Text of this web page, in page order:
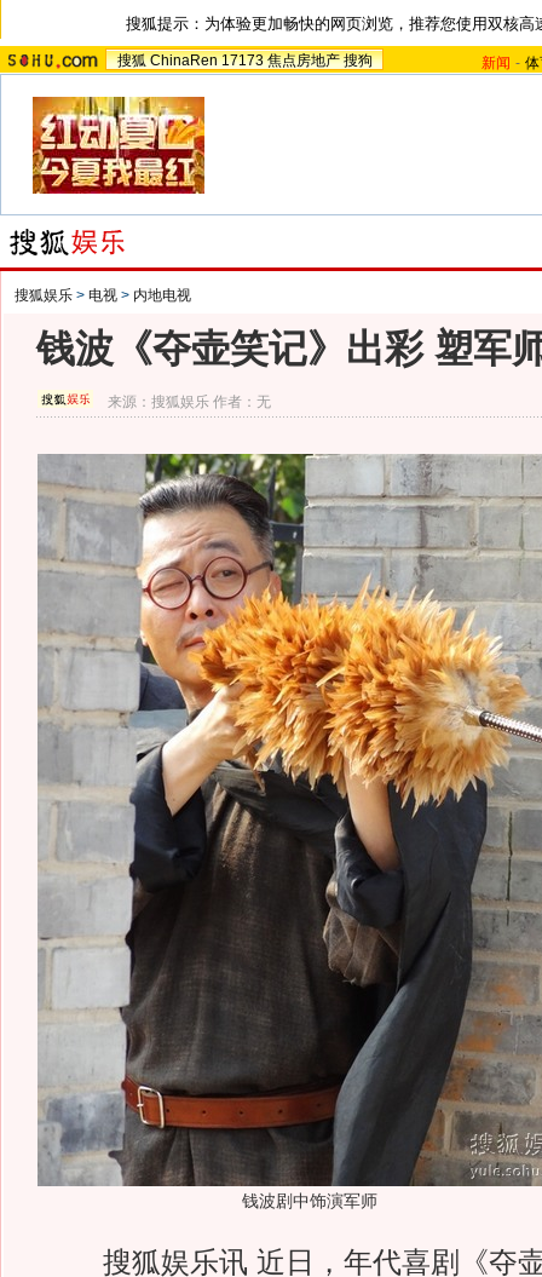
搜狐提示：为体验更加畅快的网页浏览，推荐您使用双核高
搜狐 ChinaRen 17173 焦点房地产 搜狗 新闻 -
搜狐娱乐 > 电视 > 内地电视
钱波《夺壶笑记》出彩 塑军
来源：搜狐娱乐 作者：无
钱波剧中饰演军师
搜狐娱乐讯 近日，年代喜剧《夺